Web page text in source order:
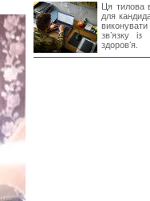
Ця тилова
для
звʼязку
здоровʼя.